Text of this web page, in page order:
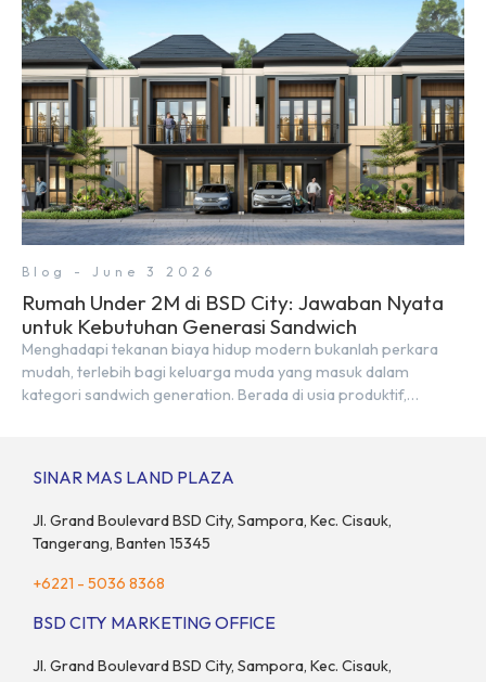
menempel langsung dengan dua pusat pergerakan massa […]
Blog - June 3 2026
Rumah Under 2M di BSD City: Jawaban Nyata
untuk Kebutuhan Generasi Sandwich
Menghadapi tekanan biaya hidup modern bukanlah perkara
mudah, terlebih bagi keluarga muda yang masuk dalam
kategori sandwich generation. Berada di usia produktif,
Fenomena urban ini kian marak di kota-kota besar, termasuk di
SINAR MAS LAND PLAZA
Jl. Grand Boulevard BSD City, Sampora, Kec. Cisauk,
Tangerang, Banten 15345
+6221 - 5036 8368
BSD CITY MARKETING OFFICE
Jl. Grand Boulevard BSD City, Sampora, Kec. Cisauk,